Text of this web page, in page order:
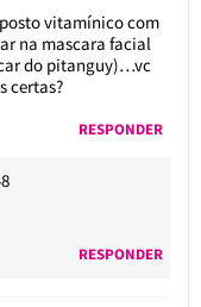
vitamínico com
na mascara facial
do pitanguy)…vc
certas?
RESPONDER
RESPONDER